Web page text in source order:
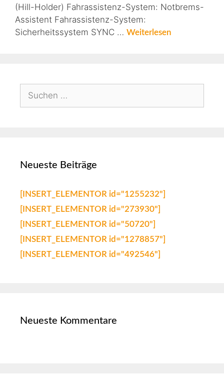
(Hill-Holder) Fahrassistenz-System: Notbrems-
Assistent Fahrassistenz-System:
Sicherheitssystem SYNC … Weiterlesen
Neueste Beiträge
[INSERT_ELEMENTOR id="1255232"]
[INSERT_ELEMENTOR id="273930"]
[INSERT_ELEMENTOR id="50720"]
[INSERT_ELEMENTOR id="1278857"]
[INSERT_ELEMENTOR id="492546"]
Neueste Kommentare